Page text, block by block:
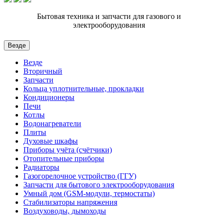
Бытовая техника и запчасти для газового и
электрооборудования
Везде
Везде
Вторичный
Запчасти
Кольца уплотнительные, прокладки
Кондиционеры
Печи
Котлы
Водонагреватели
Плиты
Духовые шкафы
Приборы учёта (счётчики)
Отопительные приборы
Радиаторы
Газогорелочное устройство (ГГУ)
Запчасти для бытового электрооборудования
Умный дом (GSM-модули, термостаты)
Cтабилизаторы напряжения
Воздуховоды, дымоходы